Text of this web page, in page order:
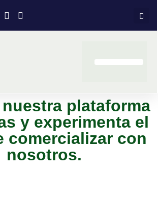
nuestra plataforma
y experimenta el
comercializar con
nosotros.